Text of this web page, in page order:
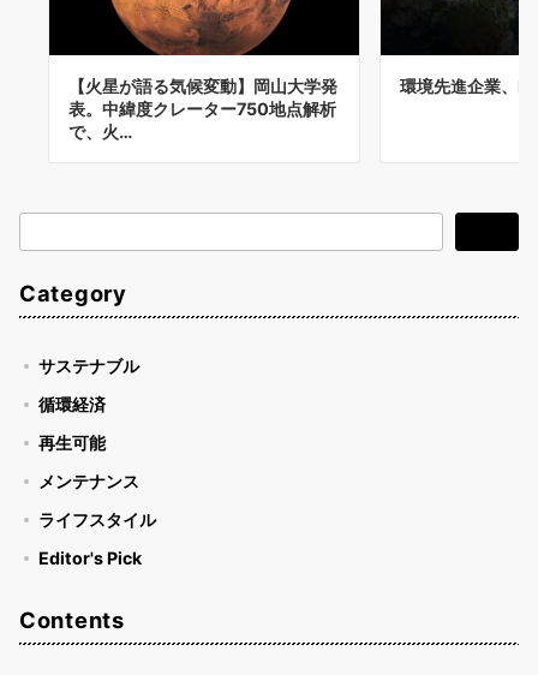
【火星が語る気候変動】岡山大学発
表。中緯度クレーター750地点解析
で、火…
環境先進企業、
索
Category
サステナブル
循環経済
再生可能
メンテナンス
ライフスタイル
Editor's Pick
Contents